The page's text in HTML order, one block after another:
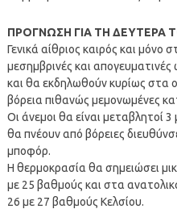
ΠΡΟΓΝΩΣΗ ΓΙΑ ΤΗ ΔΕΥΤΕΡΑ
Γενικά αίθριος καιρός και μόνο
μεσημβρινές και
και θα εκδηλωθούν κυρίως στα
βόρεια πιθανώς μεμονωμένες
Οι άνεμοι θα είναι μεταβλητοί
θα πνέουν από βόρειες
μποφόρ.
Η θερμοκρασία θα σημειώσει
με 25 βαθμούς και στα
26 με 27 βαθμούς Κελσίου.